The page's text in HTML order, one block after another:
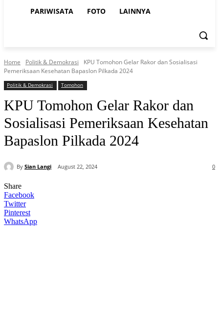
PARIWISATA FOTO LAINNYA
Home Politik & Demokrasi
KPU Tomohon Gelar Rakor dan Sosialisasi
Pemeriksaan Kesehatan Bapaslon Pilkada 2024
Politik & Demokrasi Tomohon
KPU Tomohon Gelar Rakor dan
Sosialisasi Pemeriksaan Kesehatan
Bapaslon Pilkada 2024
By Sian Langi August 22, 2024 0
Share
Facebook
Twitter
Pinterest
WhatsApp